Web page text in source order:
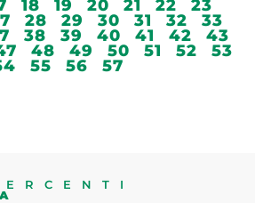
18 19 20 21 22
23
28 29 30 31 32
33
38 39 40 41 42
43
48 49 50 51 52
53
55 56 57